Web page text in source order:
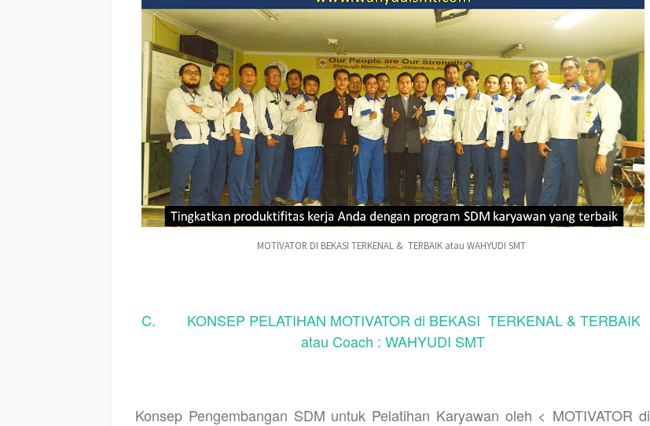
MOTIVATOR DI BEKASI TERKENAL & TERBAIK atau WAHYUDI SMT
C. KONSEP PELATIHAN MOTIVATOR di BEKASI TERKENAL & TERBAIK
atau Coach : WAHYUDI SMT
Konsep Pengembangan SDM untuk Pelatihan Karyawan oleh < MOTIVATOR di